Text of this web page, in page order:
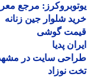
مرجع معرفی
شلوار جین زنانه
گوشی
پدیا
سایت در مشهد
نوزاد